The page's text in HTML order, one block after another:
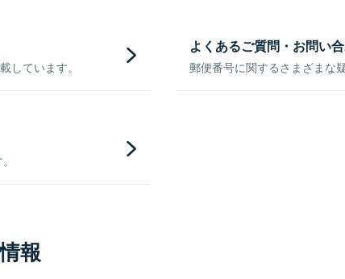
しています。
よくあるご質問・お問い
郵便番号に関するさまざまな
報